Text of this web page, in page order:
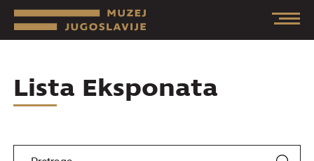
Lista Eksponata